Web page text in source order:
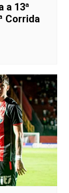
a 13ª
Corrida